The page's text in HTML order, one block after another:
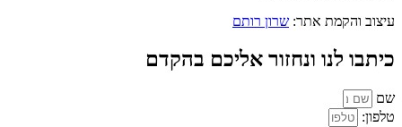
עיצוב והקמת אתר: שרון רותם
כיתבו לנו ונחזור אליכם בהקדם
שם
טלפון: